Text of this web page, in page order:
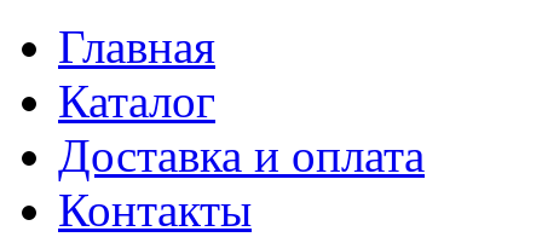
Главная
Каталог
Доставка и оплата
Контакты